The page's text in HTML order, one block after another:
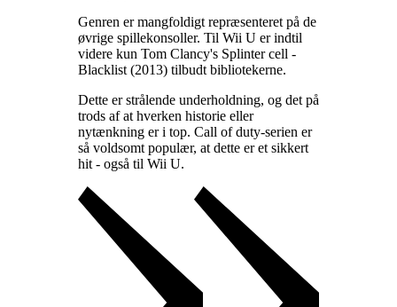
Genren er mangfoldigt repræsenteret på de
øvrige spillekonsoller. Til Wii U er indtil
videre kun Tom Clancy's Splinter cell -
Blacklist (2013) tilbudt bibliotekerne.
Dette er strålende underholdning, og det på
trods af at hverken historie eller
nytænkning er i top. Call of duty-serien er
så voldsomt populær, at dette er et sikkert
hit - også til Wii U.